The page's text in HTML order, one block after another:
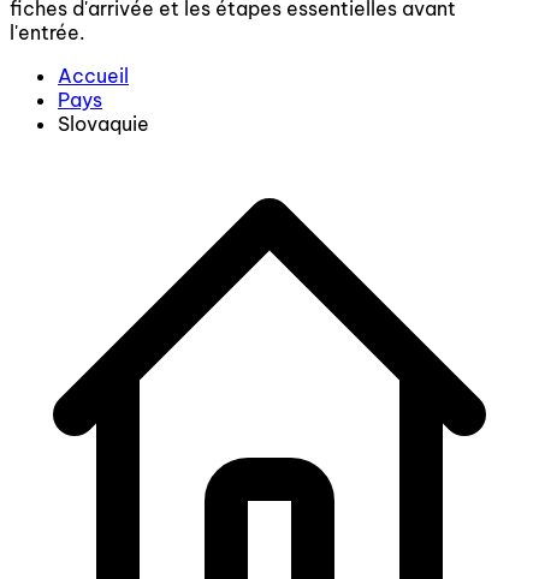
fiches d'arrivée et les étapes essentielles avant
l'entrée.
Accueil
Pays
Slovaquie